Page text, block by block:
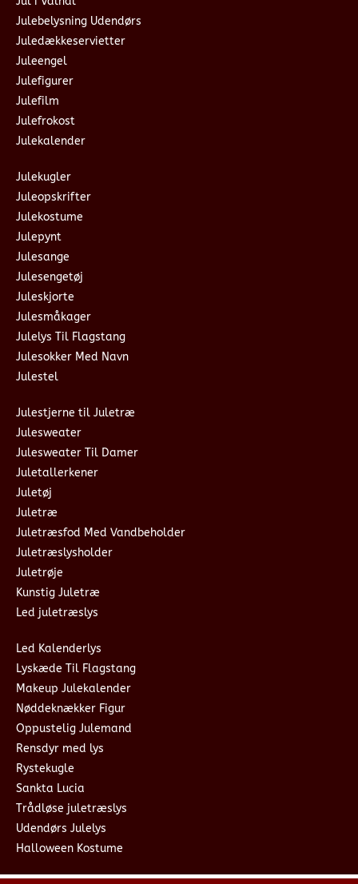
Julebelysning Udendørs
Juledækkeservietter
Juleengel
Julefigurer
Julefilm
Julefrokost
Julekalender
Julekugler
Juleopskrifter
Julekostume
Julepynt
Julesange
Julesengetøj
Juleskjorte
Julesmåkager
Julelys Til Flagstang
Julesokker Med Navn
Julestel
Julestjerne til Juletræ
Julesweater
Julesweater Til Damer
Juletallerkener
Juletøj
Juletræ
Juletræsfod Med Vandbeholder
Juletræslysholder
Juletrøje
Kunstig Juletræ
Led juletræslys
Led Kalenderlys
Lyskæde Til Flagstang
Makeup Julekalender
Nøddeknækker Figur
Oppustelig Julemand
Rensdyr med lys
Rystekugle
Sankta Lucia
Trådløse juletræslys
Udendørs Julelys
Halloween Kostume